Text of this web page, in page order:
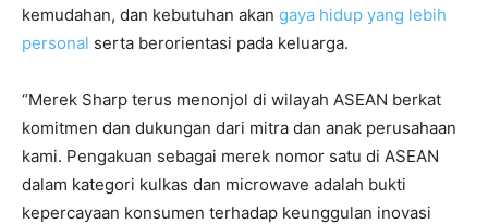
kemudahan, dan kebutuhan akan gaya hidup yang lebih
personal serta berorientasi pada keluarga.
“Merek Sharp terus menonjol di wilayah ASEAN berkat
komitmen dan dukungan dari mitra dan anak perusahaan
kami. Pengakuan sebagai merek nomor satu di ASEAN
dalam kategori kulkas dan microwave adalah bukti
kepercayaan konsumen terhadap keunggulan inovasi